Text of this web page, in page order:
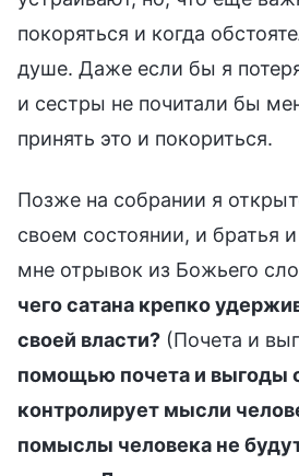
покоряться и когда
душе. Даже если бы я
и сестры не почитали бы
принять это и покориться.
Позже на собрании я
своем состоянии, и братья
мне отрывок из Божьего
чего сатана крепко
своей власти? (Почета и
помощью почета и выгоды
контролирует мысли
помыслы человека не